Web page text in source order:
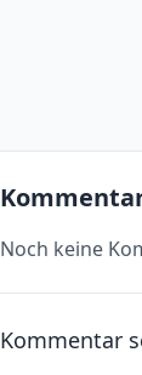
Noch keine
Kommentar